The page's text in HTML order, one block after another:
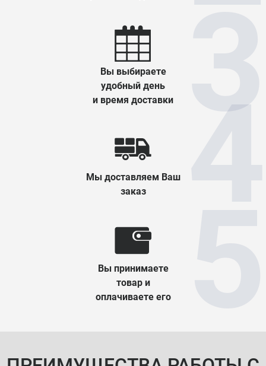
Вы выбираете
удобный день
и время доставки
Мы доставляем Ваш
заказ
Вы принимаете
товар и
оплачиваете его